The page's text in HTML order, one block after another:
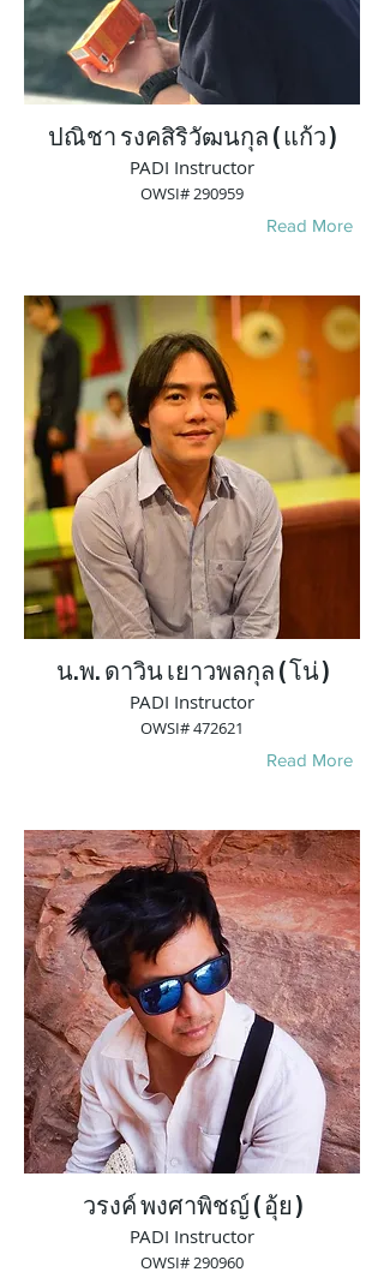
ปณิชา รงคสิริวัฒนกุล ( แก้ว )
PADI Instructor
OWSI# 290959
Read More
น.พ. ดาวิน เยาวพลกุล ( โน่ )
PADI Instructor
OWSI# 472621
Read More
วรงค์ พงศาพิชญ์ ( อุ้ย )
PADI Instructor
OWSI# 290960